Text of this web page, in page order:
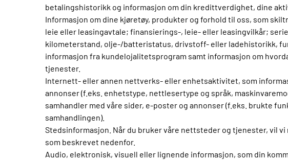
betalingshistorikk og informasjon om din kredittverdighet, dine
Informasjon om dine kjøretøy, produkter og forhold til oss, som
leie eller leasingavtale; finansierings-, leie- eller leasingvilkår;
kilometerstand, olje-/batteristatus, drivstoff- eller ladehistorikk,
informasjon fra kundelojalitetsprogram samt informasjon om
tjenester.
Internett- eller annen nettverks- eller enhetsaktivitet, som
annonser (f.eks. enhetstype, nettlesertype og språk,
samhandler med våre sider, e-poster og annonser (f.eks. brukte
samhandlingen).
Stedsinformasjon. Når du bruker våre nettsteder og tjenester, vil
som beskrevet nedenfor.
Audio, elektronisk, visuell eller lignende informasjon, som din